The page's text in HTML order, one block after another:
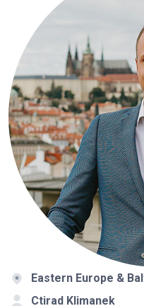
Eastern Europe &
Ctirad Klimanek